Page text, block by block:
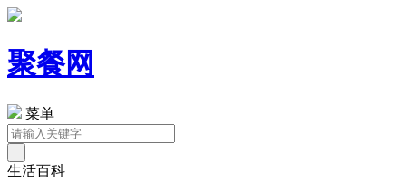
聚餐网
菜单
生活百科